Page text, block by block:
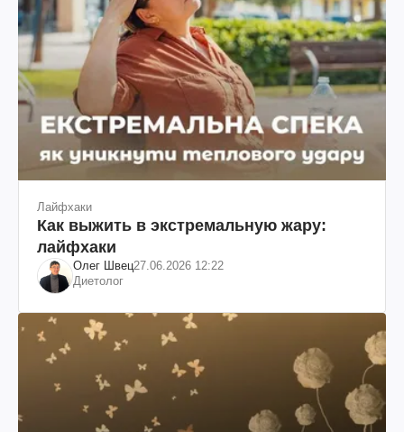
Лайфхаки
Как выжить в экстремальную жару:
лайфхаки
Олег Швец27.06.2026 12:22
Диетолог